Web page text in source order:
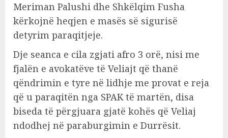
Meriman Palushi dhe Shkëlqim Fusha
kërkojnë heqjen e masës së sigurisë
detyrim paraqitjeje.
Dje seanca e cila zgjati afro 3 orë, nisi me
fjalën e avokatëve të Veliajt që thanë
qëndrimin e tyre në lidhje me provat e reja
që u paraqitën nga SPAK të martën, disa
biseda të përgjuara gjatë kohës që Veliaj
ndodhej në paraburgimin e Durrësit.